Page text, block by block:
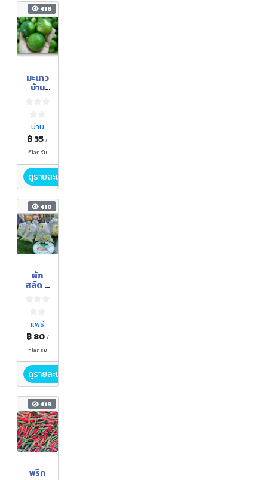
418
มะนาว
บ้าน
น่าน
฿ 35/
กิโลกรัม
ดูรายละเอียด
410
ผัก
สลัด มิ
แพร่
฿ 80 /
กิโลกรัม
ดูรายละเอียด
419
พริก